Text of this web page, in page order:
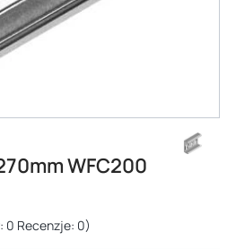
WFC200
0 Recenzje: 0)